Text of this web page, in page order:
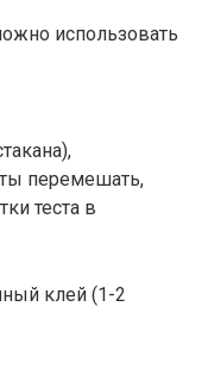
использовать
перемешать,
теста в
клей (1-2